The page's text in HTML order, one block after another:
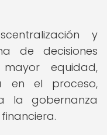
y
de decisiones
equidad,
en el proceso,
la gobernanza